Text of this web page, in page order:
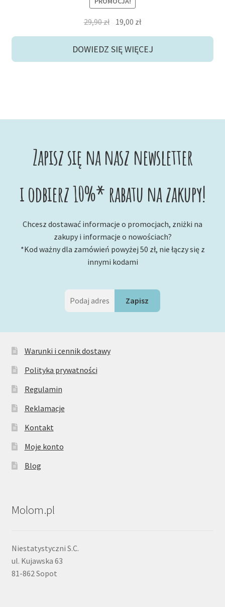
29,90zł Pierwotna
cena
wynosiła:
19,00 złAktualna
cena
wynosi:
DOWIEDZ SIĘ WIĘCEJ
Zapisz się na nasz newsletter
i odbierz 10%* rabatu na zakupy!
Chcesz dostawać informacje o promocjach, zniżki na
zakupy i informacje o nowościach?
*Kod ważny dla zamówień powyżej 50 zł, nie łączy się z
innymi kodami
Warunki i cennik dostawy
Polityka prywatności
Regulamin
Reklamacje
Kontakt
Moje konto
Blog
Molom.pl
Niestatystyczni S.C.
ul. Kujawska 63
81-862 Sopot